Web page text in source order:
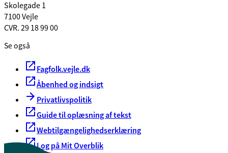
Skolegade 1
7100 Vejle
CVR. 29 18 99 00
Se også
Fagfolk.vejle.dk
Åbenhed og indsigt
Privatlivspolitik
Guide til oplæsning af tekst
Webtilgængelighedserklæring
Log på Mit Overblik